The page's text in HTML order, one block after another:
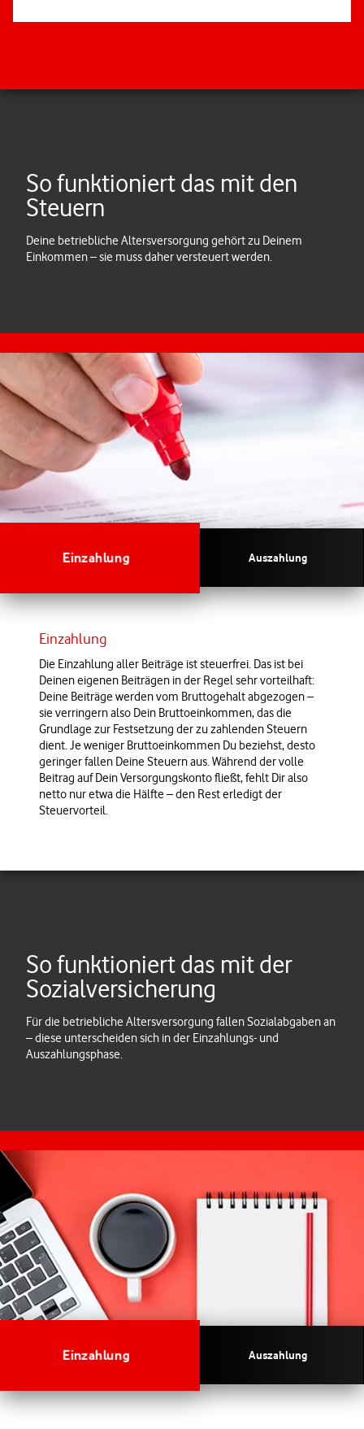
So funktioniert das mit den
Steuern
Deine betriebliche Altersversorgung gehört zu Deinem
Einkommen – sie muss daher versteuert werden.
Einzahlung
Die Einzahlung aller Beiträge ist steuerfrei. Das ist bei
Deinen eigenen Beiträgen in der Regel sehr vorteilhaft:
Deine Beiträge werden vom Bruttogehalt abgezogen –
sie verringern also Dein Bruttoeinkommen, das die
Grundlage zur Festsetzung der zu zahlenden Steuern
dient. Je weniger Bruttoeinkommen Du beziehst, desto
geringer fallen Deine Steuern aus. Während der volle
Beitrag auf Dein Versorgungskonto fließt, fehlt Dir also
netto nur etwa die Hälfte – den Rest erledigt der
Steuervorteil.
Einzahlung Auszahlung
So funktioniert das mit der
Sozialversicherung
Für die betriebliche Altersversorgung fallen Sozialabgaben an
– diese unterscheiden sich in der Einzahlungs- und
Auszahlungsphase.
Einzahlung Auszahlung